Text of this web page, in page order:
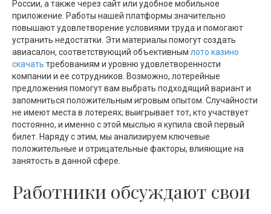
России, а также через сайт или удобное мобильное
приложение. Работы нашей платформы значительно
повышают удовлетворение условиями труда и помогают
устранить недостатки. Эти материалы помогут создать
авиасалон, соответствующий объективным лото казино
скачать требованиям и уровню удовлетворенности
компании и ее сотрудников. Возможно, лотерейные
предложения помогут вам выбрать подходящий вариант и
запомниться положительным игровым опытом. Случайности
не имеют места в лотереях; выигрывает тот, кто участвует
постоянно, и именно с этой мыслью я купила свой первый
билет. Наряду с этим, мы анализируем ключевые
положительные и отрицательные факторы, влияющие на
занятость в данной сфере.
Работники обсуждают свои